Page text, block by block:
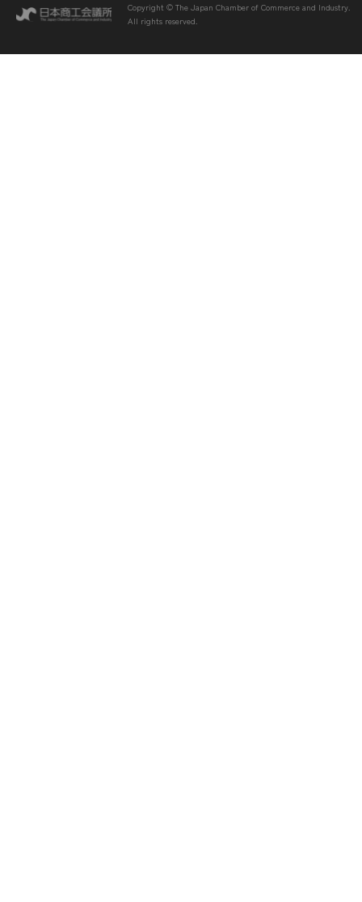
Copyright © The Japan Chamber of Commerce and Industry.
All rights reserved.